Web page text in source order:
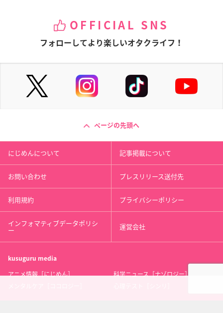
OFFICIAL SNS
フォローしてより楽しいオタクライフ！
ページの先頭へ
にじめんについて 記事掲載について
お問い合わせ プレスリリース送付先
利用規約 プライバシーポリシー
インフォマティブデータポリシ
ー 運営会社
kusuguru media
アニメ情報［にじめん］
科学ニュース［ナゾロジー］